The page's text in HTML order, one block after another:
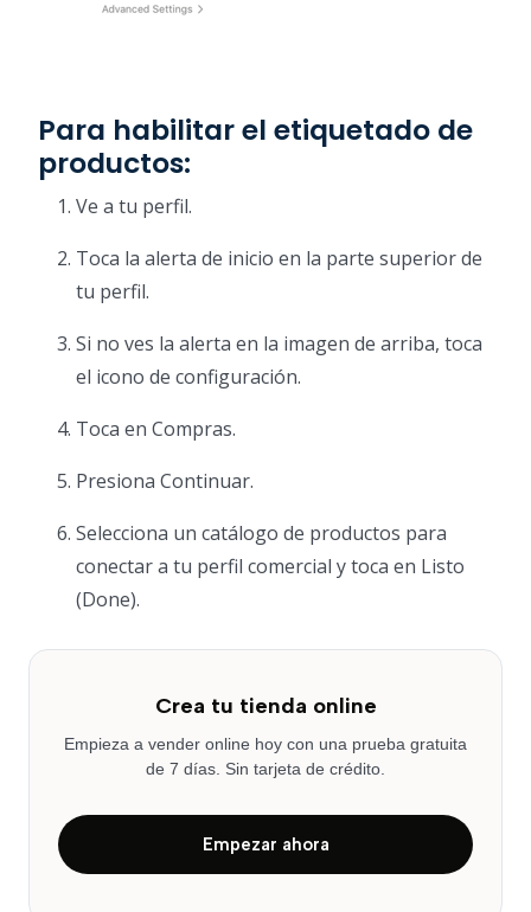
Para habilitar el etiquetado de
productos:
Ve a tu perfil.
Toca la alerta de inicio en la parte superior de
tu perfil.
Si no ves la alerta en la imagen de arriba, toca
el icono de configuración.
Toca en Compras.
Presiona Continuar.
Selecciona un catálogo de productos para
conectar a tu perfil comercial y toca en Listo
(Done).
Crea tu tienda online
Empieza a vender online hoy con una prueba gratuita
de 7 días. Sin tarjeta de crédito.
Empezar ahora